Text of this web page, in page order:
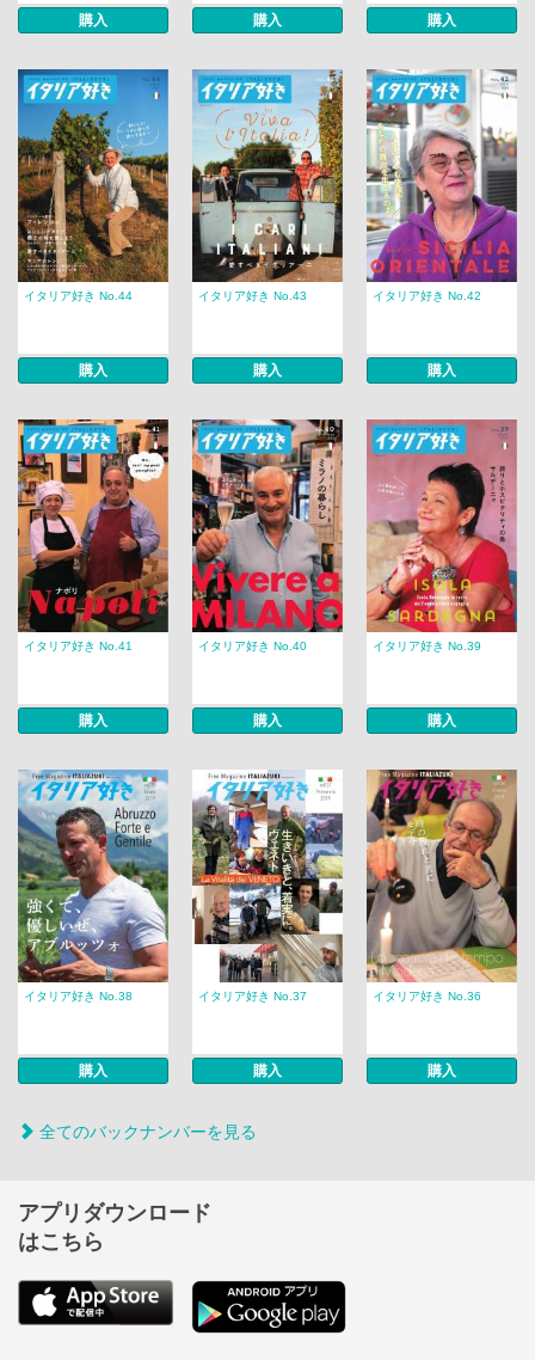
購入 購入 購入
イタリア好き No.44
購入
イタリア好き No.43
購入
イタリア好き No.42
購入
イタリア好き No.41
購入
イタリア好き No.40
購入
イタリア好き No.39
購入
イタリア好き No.38
購入
イタリア好き No.37
購入
イタリア好き No.36
購入
全てのバックナンバーを見る
アプリダウンロード
はこちら